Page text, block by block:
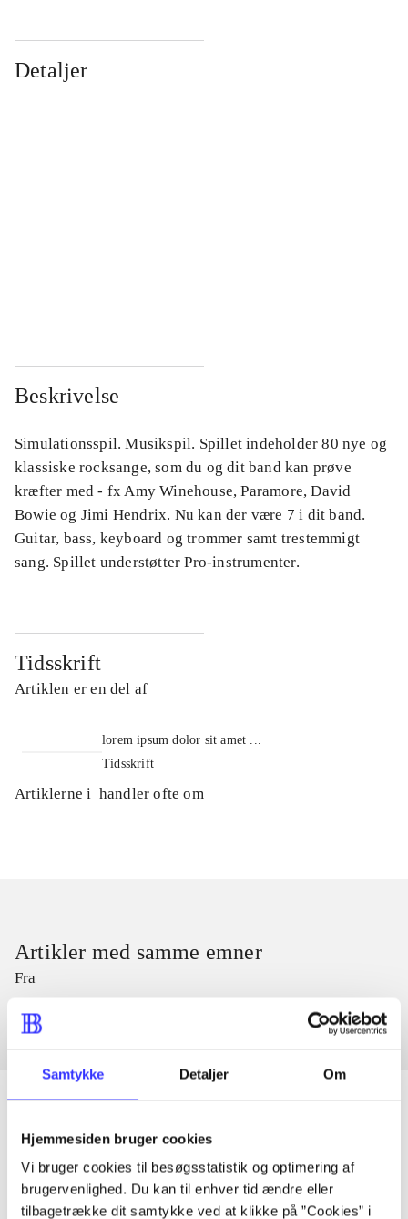
Samtykke Detaljer Om
Hjemmesiden bruger cookies
Vi bruger cookies til besøgsstatistik og optimering af
brugervenlighed. Du kan til enhver tid ændre eller
tilbagetrække dit samtykke ved at klikke på ”Cookies” i
Detaljer
Beskrivelse
Simulationsspil. Musikspil. Spillet indeholder 80 nye og
klassiske rocksange, som du og dit band kan prøve
kræfter med - fx Amy Winehouse, Paramore, David
Bowie og Jimi Hendrix. Nu kan der være 7 i dit band.
Guitar, bass, keyboard og trommer samt trestemmigt
sang. Spillet understøtter Pro-instrumenter.
Tidsskrift
Artiklen er en del af
lorem ipsum dolor sit amet ...
Tidsskrift
Artiklerne i handler ofte om
Artikler med samme emner
Fra
Artikler
Alle registrerede artikler fordelt på udgivelser